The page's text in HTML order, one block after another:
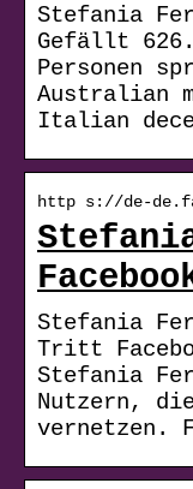
Stefania
Gefällt
Personen
Australian
Italian
http s://de-
Stefania
Tritt
Stefania
Nutzern,
vernetzen.